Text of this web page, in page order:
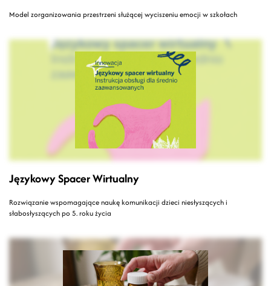
Model zorganizowania przestrzeni służącej wyciszeniu emocji w szkołach
Językowy Spacer Wirtualny
Rozwiązanie wspomagające naukę komunikacji dzieci niesłyszących i
słabosłyszących po 5. roku życia